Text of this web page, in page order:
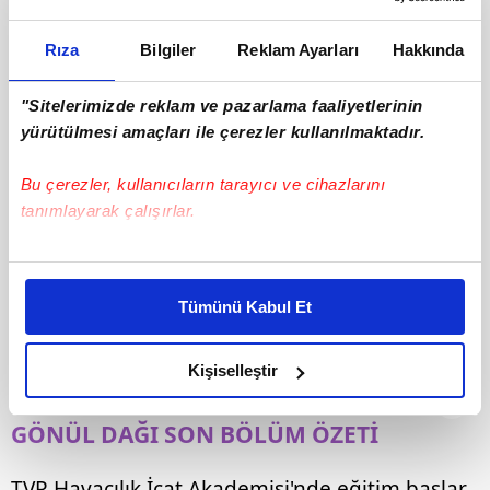
Rıza Bilgiler Reklam Ayarları Hakkında
"Sitelerimizde reklam ve pazarlama faaliyetlerinin
yürütülmesi amaçları ile çerezler kullanılmaktadır.
Bu çerezler, kullanıcıların tarayıcı ve cihazlarını
tanımlayarak çalışırlar.
Bu çerezlere izin vermeniz halinde sizlere özel
daha iyi reklam deneyimi yaşatabiliriz. Bunu yaparken
amacımızın size daha iyi bir reklam deneyimi sunmak
olduğunu ve sizlere en iyi içerikleri sunabilmek adına
elimizden gelen çabayı gösterdiğimizi ve bu noktada,
reklamların maliyetlerimizi karşılamak noktasında tek gelir
kalemimiz olduğunu sizlere hatırlatmak isteriz.
Tümünü Kabul Et
Kişiselleştir
3
GÖNÜL DAĞI SON BÖLÜM ÖZETİ